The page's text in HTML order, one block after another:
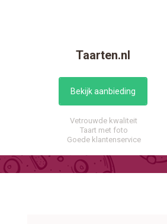
Taarten.nl
Bekijk aanbieding
Vetrouwde kwaliteit
Taart met foto
Goede klantenservice